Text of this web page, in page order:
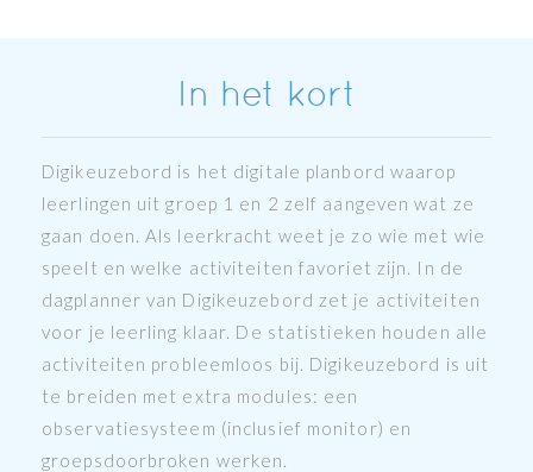
In het kort
Digikeuzebord is het digitale planbord waarop
leerlingen uit groep 1 en 2 zelf aangeven wat ze
gaan doen. Als leerkracht weet je zo wie met wie
speelt en welke activiteiten favoriet zijn. In de
dagplanner van Digikeuzebord zet je activiteiten
voor je leerling klaar. De statistieken houden alle
activiteiten probleemloos bij. Digikeuzebord is uit
te breiden met extra modules: een
observatiesysteem (inclusief monitor) en
groepsdoorbroken werken.